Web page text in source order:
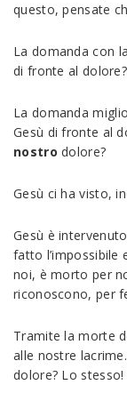
questo, pensate
La domanda con
di fronte al dolore?
La domanda
Gesù di fronte al
nostrodolore?
Gesù ci ha visto,
Gesù è
fatto l’impossibile
noi, è morto per
riconoscono, per
Tramite la morte
alle nostre
dolore? Lo stesso!